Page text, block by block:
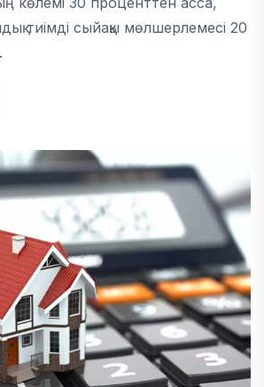
тиімді сыйақы мөлшерлемесі 20